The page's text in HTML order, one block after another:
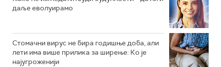
даље еволуирамо
Стомачни вирус не бира годишње доба, али
лети има више прилика за ширење: Ко је
најугроженији